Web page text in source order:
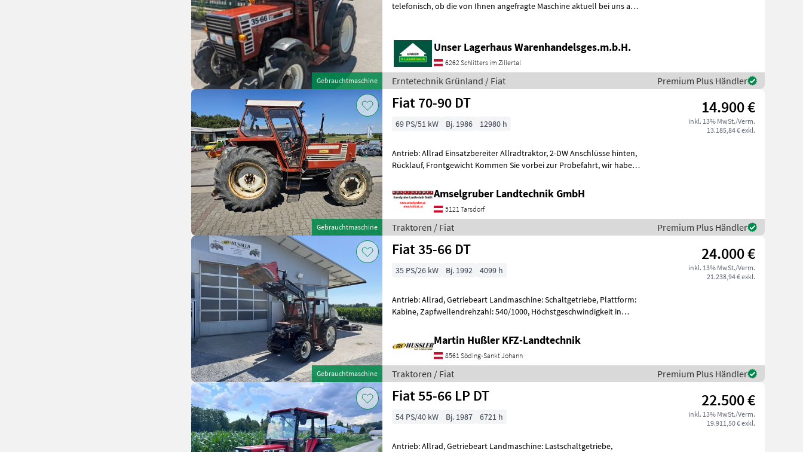
Gebrauchtmaschine
telefonisch, ob die von Ihnen angefragte Maschine aktuell bei uns am
Unser Lagerhaus Warenhandelsges.m.b.H.
6262 Schlitters im Zillertal
Erntetechnik Grünland / Fiat Premium Plus Händler
Gebrauchtmaschine
Fiat 70-90 DT 14.900 €
inkl. 13% MwSt./Verm.
13.185,84 € exkl.
69 PS/51 kW Bj. 1986 12980 h
Antrieb: Allrad Einsatzbereiter Allradtraktor, 2-DW Anschlüsse hinten,
Rücklauf, Frontgewicht Kommen Sie vorbei zur Probefahrt, wir haben
Amselgruber Landtechnik GmbH
5121 Tarsdorf
Traktoren / Fiat Premium Plus Händler
Gebrauchtmaschine
Fiat 35-66 DT 24.000 €
inkl. 13% MwSt./Verm.
21.238,94 € exkl.
35 PS/26 kW Bj. 1992 4099 h
Antrieb: Allrad, Getriebeart Landmaschine: Schaltgetriebe, Plattform:
Kabine, Zapfwellendrehzahl: 540/1000, Höchstgeschwindigkeit in
Martin Hußler KFZ-Landtechnik
8561 Söding-Sankt Johann
Traktoren / Fiat Premium Plus Händler
Fiat 55-66 LP DT 22.500 €
inkl. 13% MwSt./Verm.
19.911,50 € exkl.
54 PS/40 kW Bj. 1987 6721 h
Antrieb: Allrad, Getriebeart Landmaschine: Lastschaltgetriebe,